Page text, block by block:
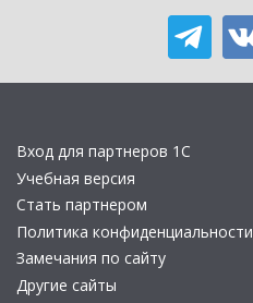
Вход для партнеров 1С
Учебная версия
Стать партнером
Политика конфиденциальности
Замечания по сайту
Другие сайты